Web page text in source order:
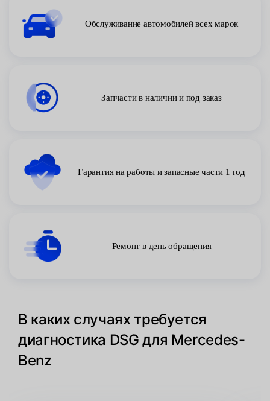
Обслуживание автомобилей всех марок
Запчасти в наличии и под заказ
Гарантия на работы и запасные части 1 год
Ремонт в день обращения
В каких случаях требуется
диагностика DSG для Mercedes-
Benz